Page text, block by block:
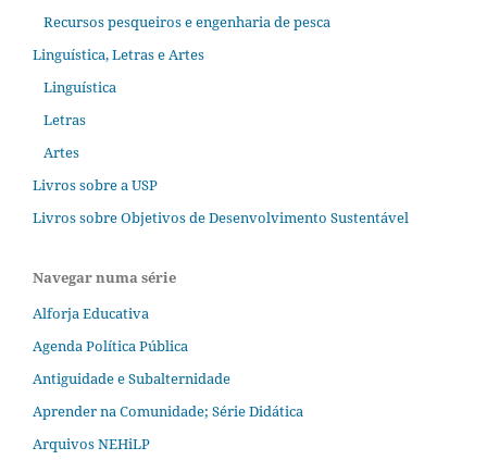
Recursos pesqueiros e engenharia de pesca
Linguística, Letras e Artes
Linguística
Letras
Artes
Livros sobre a USP
Livros sobre Objetivos de Desenvolvimento Sustentável
Navegar numa série
Alforja Educativa
Agenda Política Pública
Antiguidade e Subalternidade
Aprender na Comunidade; Série Didática
Arquivos NEHiLP